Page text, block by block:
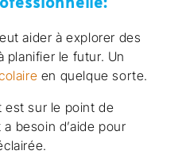
aider à explorer des
planifier le futur. Un
en quelque sorte.
est sur le point de
besoin d’aide pour